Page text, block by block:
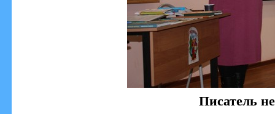
Писатель